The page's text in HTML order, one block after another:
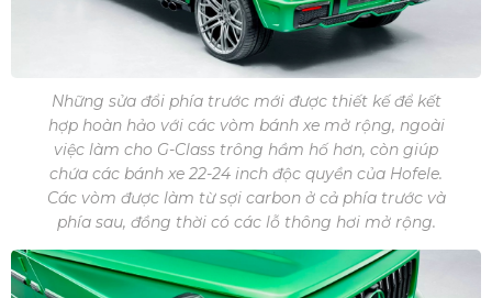
Những sửa đổi phía trước mới được thiết kế để kết
hợp hoàn hảo với các vòm bánh xe mở rộng, ngoài
việc làm cho G-Class trông hầm hố hơn, còn giúp
chứa các bánh xe 22-24 inch độc quyền của Hofele.
Các vòm được làm từ sợi carbon ở cả phía trước và
phía sau, đồng thời có các lỗ thông hơi mở rộng.